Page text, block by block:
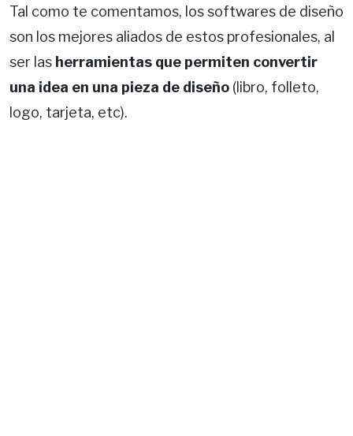
Tal como te comentamos, los softwares de diseño
son los mejores aliados de estos profesionales, al
ser las herramientas que permiten convertir
una idea en una pieza de diseño (libro, folleto,
logo, tarjeta, etc).